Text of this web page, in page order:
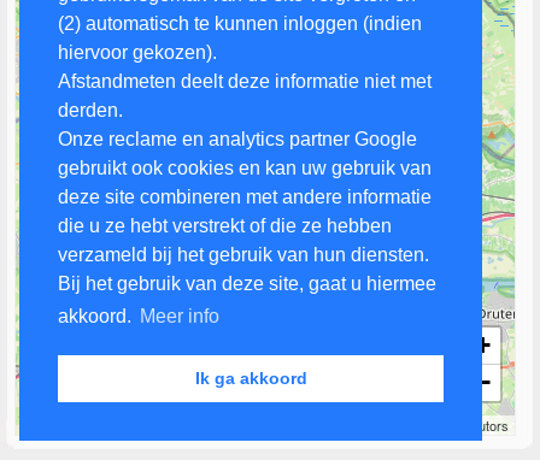
(2) automatisch te kunnen inloggen (indien
hiervoor gekozen).
Afstandmeten deelt deze informatie niet met
derden.
Onze reclame en analytics partner Google
gebruikt ook cookies en kan uw gebruik van
deze site combineren met andere informatie
die u ze hebt verstrekt of die ze hebben
verzameld bij het gebruik van hun diensten.
Bij het gebruik van deze site, gaat u hiermee
akkoord. Meer info
Ik ga akkoord
+
−
contributors